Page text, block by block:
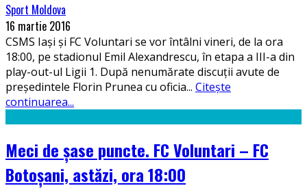
Sport Moldova
16 martie 2016
CSMS Iași și FC Voluntari se vor întâlni vineri, de la ora
18:00, pe stadionul Emil Alexandrescu, în etapa a III-a din
play-out-ul Ligii 1. După nenumărate discuții avute de
președintele Florin Prunea cu oficia... Citește
continuarea...
Meci de șase puncte. FC Voluntari – FC
Botoșani, astăzi, ora 18:00